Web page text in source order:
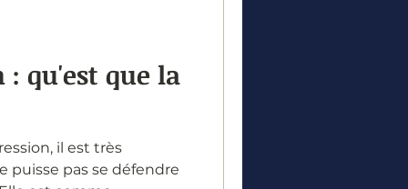
: qu'est que la
il est très
puisse pas se défendre